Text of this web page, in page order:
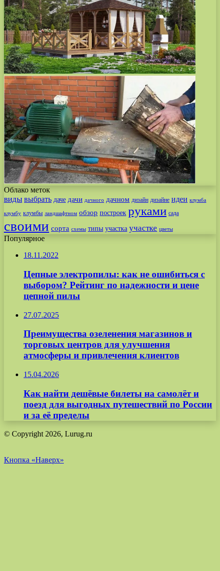
Облако меток
виды выбрать даче дачи дачного дачном дизайн дизайне идеи клумба
клумбу клумбы ландшафтном обзор построек руками сада
своими сорта схемы типы участка участке цветы
Популярное
18.11.2022
Цепные электропилы: как не ошибиться с
выбором? Рейтинг по надежности и цене
цепной пилы
27.07.2025
Преимущества озеленения магазинов и
торговых центров для улучшения
атмосферы и привлечения клиентов
15.04.2026
Как найти дешёвые билеты на самолёт и
поезд для выгодных путешествий по России
и за её пределы
© Copyright 2026, Lurug.ru
Кнопка «Наверх»